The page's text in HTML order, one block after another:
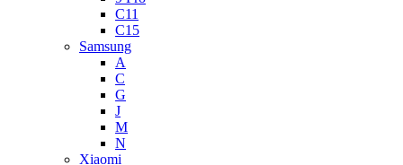
C11
C15
Samsung
A
C
G
J
M
N
Xiaomi